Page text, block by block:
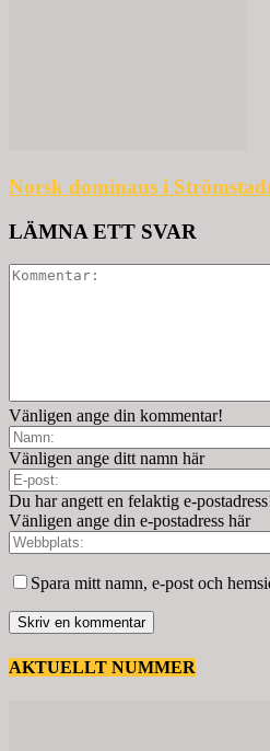
Norsk dominans i
LÄMNA ETT SVAR
Vänligen ange din kommentar!
Vänligen ange ditt namn här
Du har angett en felaktig e-
Vänligen ange din e-postadress här
Spara mitt namn, e-post och
AKTUELLT NUMMER